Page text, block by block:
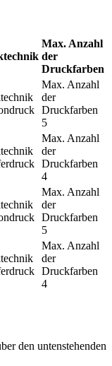
Max. Anzahl
der
Druckfarben
Max. Anzahl
der
Druckfarben
5
Max. Anzahl
der
Druckfarben
4
Max. Anzahl
der
Druckfarben
5
Max. Anzahl
der
Druckfarben
4
den untenstehenden